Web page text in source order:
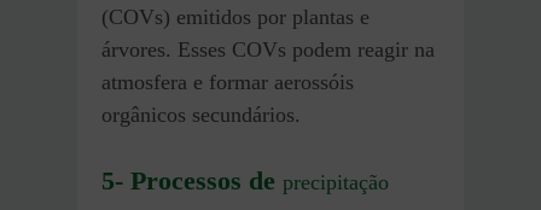
(COVs) emitidos por plantas e
árvores. Esses COVs podem reagir na
atmosfera e formar aerossóis
orgânicos secundários.
5- Processos de precipitação